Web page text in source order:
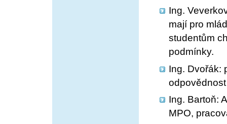
Ing.
mají pro
studentům
podmínky.
Ing. Dvořák:
Ing. Bartoň:
MPO,